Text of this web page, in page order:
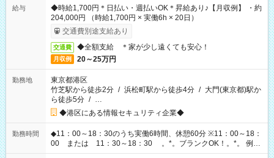
給与
◆時給1,700円＊日払い・週払いOK＊昇給あり♪【月収例】 ・約
204,000円 （時給1,700円 × 実働6h × 20日）
交通費別途支給あり
交通費 ◆全額支給 ＊家が少し遠くても安心！
月収例 20～25万円
勤務地
東京都港区
竹芝駅から徒歩2分 / 浜松町駅から徒歩4分 / 大門(東京都)駅か
ら徒歩5分 / …
◆港区にある情報セキュリティ企業◆
勤務時間
◆11：00～18：30のうち実働6時間、休憩60分 ※11：00～18：
00 または 11：30～18：30 。*。ブランクOK！。*。 例え
ば前職が、 在宅/財団法人/事務/コールセンター/受付/販売/カフェ